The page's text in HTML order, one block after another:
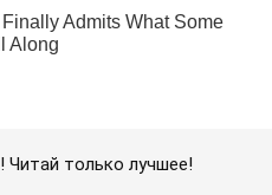
только лучшее!